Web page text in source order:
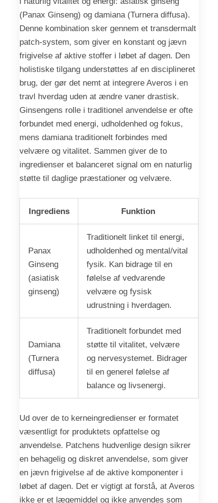
(Panax Ginseng) og damiana (Turnera diffusa).
Denne kombination sker gennem et transdermalt
patch-system, som giver en konstant og jævn
frigivelse af aktive stoffer i løbet af dagen. Den
holistiske tilgang understøttes af en disciplineret
brug, der gør det nemt at integrere Averos i en
travl hverdag uden at ændre vaner drastisk.
Ginsengens rolle i traditionel anvendelse er ofte
forbundet med energi, udholdenhed og fokus,
mens damiana traditionelt forbindes med
velvære og vitalitet. Sammen giver de to
ingredienser et balanceret signal om en naturlig
støtte til daglige præstationer og velvære.
Ingrediens Funktion
Panax
Ginseng
(asiatisk
ginseng)
Traditionelt linket til energi,
udholdenhed og mental/vital
fysik. Kan bidrage til en
følelse af vedvarende
velvære og fysisk
udrustning i hverdagen.
Damiana
(Turnera
diffusa)
Traditionelt forbundet med
støtte til vitalitet, velvære
og nervesystemet. Bidrager
til en generel følelse af
balance og livsenergi.
Ud over de to kerneingredienser er formatet
væsentligt for produktets opfattelse og
anvendelse. Patchens hudvenlige design sikrer
en behagelig og diskret anvendelse, som giver
en jævn frigivelse af de aktive komponenter i
løbet af dagen. Det er vigtigt at forstå, at Averos
ikke er et lægemiddel og ikke anvendes som